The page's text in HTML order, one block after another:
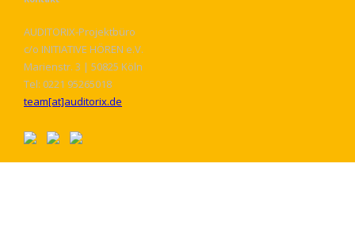
AUDITORIX-Projektbüro
c/o INITIATIVE HÖREN e.V.
Marienstr. 3 | 50825 Köln
Tel: 0221 95265018
team[at]auditorix.de